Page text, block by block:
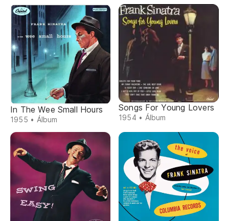
In The Wee Small Hours
1955 • Álbum
Songs For Young Lovers
1954 • Álbum